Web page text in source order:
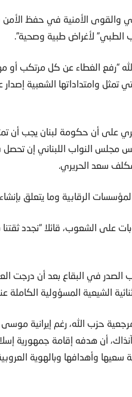
والقوى الأمنية في حفظ الأمن
الطبي” لأغراض طبية وصحية”.
“رفع الغطاء عن كل مرتكب أو
تمثل وامتداداتها الشعبية
أن حكومة لبنان يجب أن
مجلس النواب اللبناني إن
سعد الحريري.
الرقابية وما يتعلق
الشعوب، قائلا “نجدد ثقتنا
الصدر في البقاع بعد أن
الشيعية المسؤولية الكاملة
حزب الله، رغم إيرانية
أن هدفه إقامة جمهورية
سعيها وأهدافها وبالهوية